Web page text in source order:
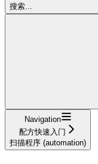
搜索...
Navigation
配方快速入门
扫描程序 (automation)